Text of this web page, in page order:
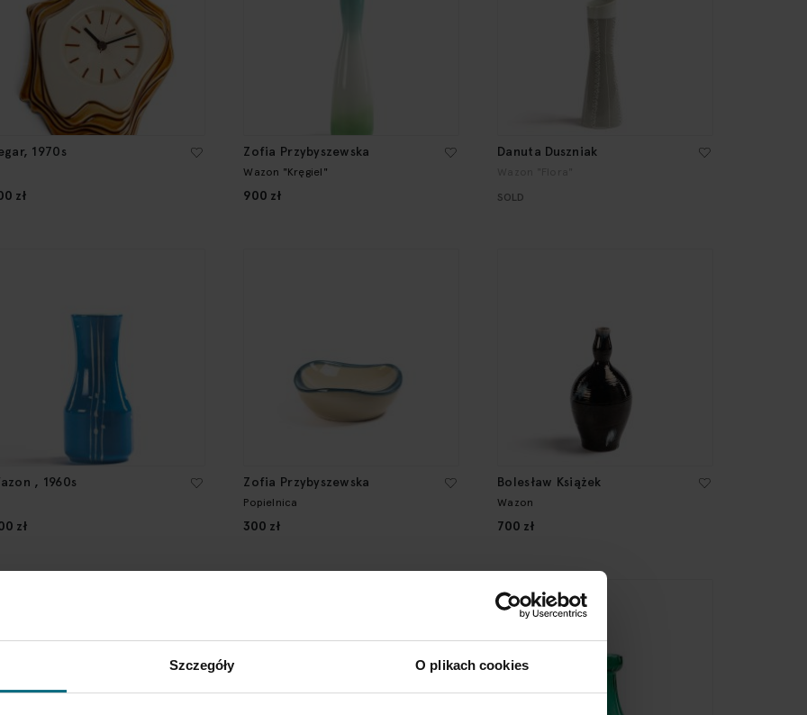
Szczegóły O plikach cookies
1970s
zł
Zofia Przybyszewska
Wazon "Kręgiel"
900 zł
Danuta Duszniak
SOLD
, 1960s
zł
Zofia Przybyszewska
Popielnica
300 zł
Bolesław Książek
Wazon
700 zł